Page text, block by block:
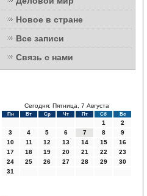
Новое в стране
Все записи
Связь с нами
Сегодня: Пятница, 7 Августа
Пн Вт Ср Чт Пт Сб Вс
1
2
3
4 5 6 7 8
9
10
11 12 13 14 15
16
17
18 19 20 21 22
23
24
25 26 27 28 29
30
31